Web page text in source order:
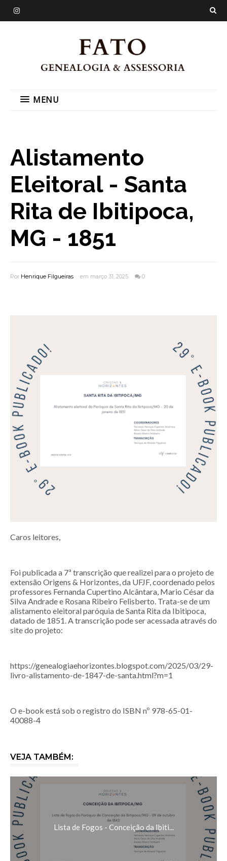
MENU
Alistamento
Eleitoral - Santa
Rita de Ibitipoca,
MG - 1851
Por Henrique Filgueiras em março 31, 2025 0
Caros leitores,
Foi publicada a 7ª transcrição que realizei para o projeto de
extensão Origens & Horizontes, da UFJF, coordenado pelos
professores Fernanda Cupertino Alcântara, Mario César da
Silva Andrade e Rosana Ribeiro Felisberto. Trata-se de um
alistamento eleitoral paróquia de Santa Rita da Ibitipoca,
datado de 1851. A transcrição pode ser acessada através do
site do projeto:
https://genealogiaehorizontes.blogspot.com/2025/03/29-
livro-alistamento-de-1847-de-santa.html?m=1
O e-book está sob o registro do ISBN nº 978-65-01-
40088-4
VEJA TAMBÉM:
Lista de Fogos - Conceição da Ibiti...